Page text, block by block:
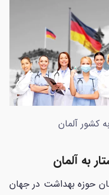
کشور آلمان
به آلمان
حوزه بهداشت در جهان